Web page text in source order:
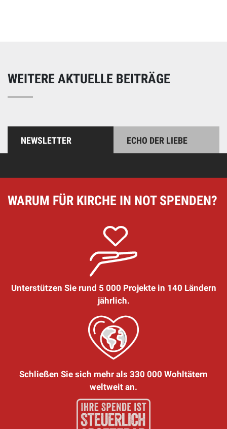
WEITERE AKTUELLE BEITRÄGE
NEWSLETTER ECHO DER LIEBE
WARUM FÜR KIRCHE IN NOT SPENDEN?
Unterstützen Sie rund 5 000 Projekte in 140 Ländern
jährlich.
Schließen Sie sich mehr als 330 000 Wohltätern
weltweit an.